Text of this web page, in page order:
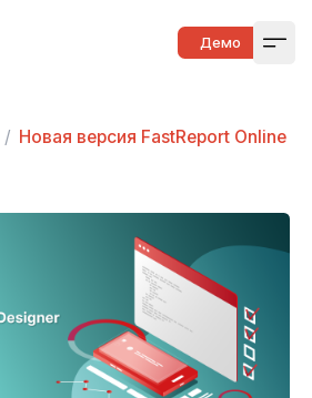
Демо
/ Новая версия FastReport Online